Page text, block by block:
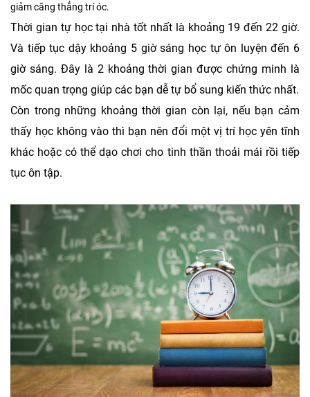
giảm căng thẳng trí óc.
Thời gian tự học tại nhà tốt nhất là khoảng 19 đến 22 giờ.
Và tiếp tục dậy khoảng 5 giờ sáng học tự ôn luyện đến 6
giờ sáng. Đây là 2 khoảng thời gian được chứng minh là
mốc quan trọng giúp các bạn dễ tự bổ sung kiến thức nhất.
Còn trong những khoảng thời gian còn lại, nếu bạn cảm
thấy học không vào thì bạn nên đổi một vị trí học yên tĩnh
khác hoặc có thể dạo chơi cho tinh thần thoải mái rồi tiếp
tục ôn tập.